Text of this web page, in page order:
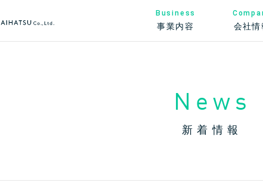
Business
事業内容 会社情
News
新着情報